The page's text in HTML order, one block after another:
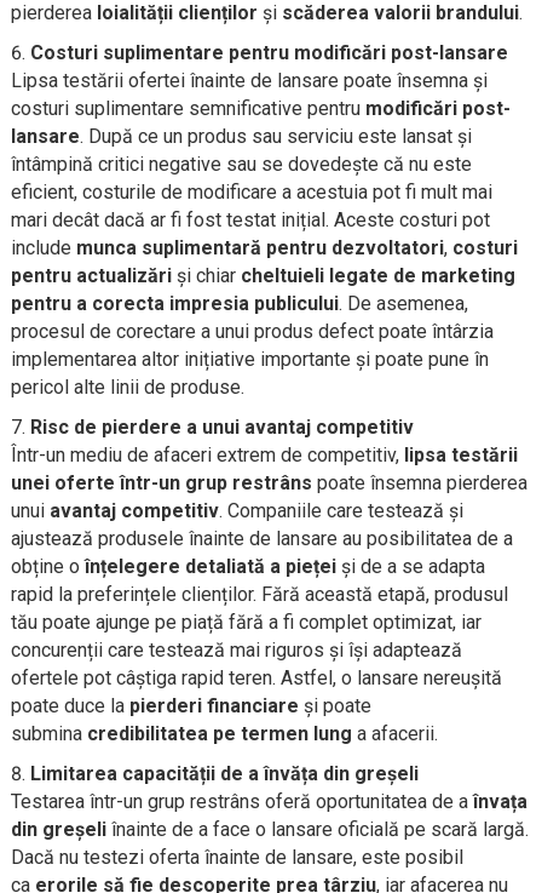
pierderea loialității clienților și scăderea valorii brandului.
Costuri suplimentare pentru modificări post-lansare
Lipsa testării ofertei înainte de lansare poate însemna și
costuri suplimentare semnificative pentru modificări post-
lansare. După ce un produs sau serviciu este lansat și
întâmpină critici negative sau se dovedește că nu este
eficient, costurile de modificare a acestuia pot fi mult mai
mari decât dacă ar fi fost testat inițial. Aceste costuri pot
include munca suplimentară pentru dezvoltatori, costuri
pentru actualizăriși chiar cheltuieli legate de marketing
pentru a corecta impresia publicului. De asemenea,
procesul de corectare a unui produs defect poate întârzia
implementarea altor inițiative importante și poate pune în
pericol alte linii de produse.
Risc de pierdere a unui avantaj competitiv
Într-un mediu de afaceri extrem de competitiv, lipsa testării
unei oferte într-un grup restrâns poate însemna pierderea
unui avantaj competitiv. Companiile care testează și
ajustează produsele înainte de lansare au posibilitatea de a
obține oînțelegere detaliată a piețeiși de a se adapta
rapid la preferințele clienților. Fără această etapă, produsul
tău poate ajunge pe piață fără a fi complet optimizat, iar
concurenții care testează mai riguros și își adaptează
ofertele pot câștiga rapid teren. Astfel, o lansare nereușită
poate duce la pierderi financiare și poate
submina credibilitatea pe termen lung a afacerii.
Limitarea capacității de a învăța din greșeli
Testarea într-un grup restrâns oferă oportunitatea de aînvața
din greșeliînainte de a face o lansare oficială pe scară largă.
Dacă nu testezi oferta înainte de lansare, este posibil
ca erorile să fie descoperite prea târziu, iar afacerea nu